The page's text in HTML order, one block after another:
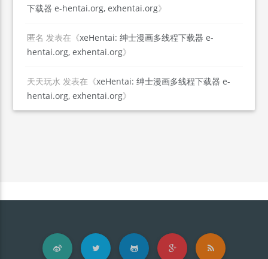
下载器 e-hentai.org, exhentai.org》
匿名 发表在《xeHentai: 绅士漫画多线程下载器 e-
hentai.org, exhentai.org》
天天玩水 发表在《xeHentai: 绅士漫画多线程下载器 e-
hentai.org, exhentai.org》